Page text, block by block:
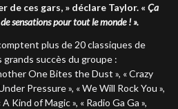
de ces gars, » déclare Taylor. « Ça
sensations pour tout le monde ! ».
plus de 20 classiques de
succès du groupe :
One Bites the Dust », « Crazy
Pressure », « We Will Rock You »,
Kind of Magic », « Radio Ga Ga »,